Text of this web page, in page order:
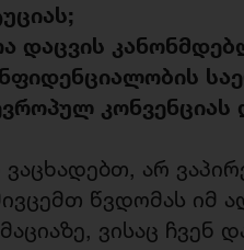
დაცვის
არ
წვდომას იმ
ვისაც ჩვენ